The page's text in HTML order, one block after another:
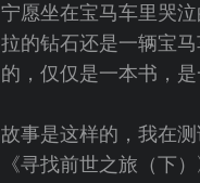
宁愿坐在宝马车里哭
拉的钻石还是一辆宝
的，仅仅是一本书，
故事是这样的，我在
《寻找前世之旅（下